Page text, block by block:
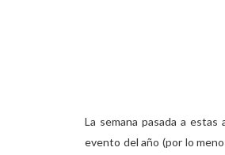
La semana pasada a
evento del año (por lo